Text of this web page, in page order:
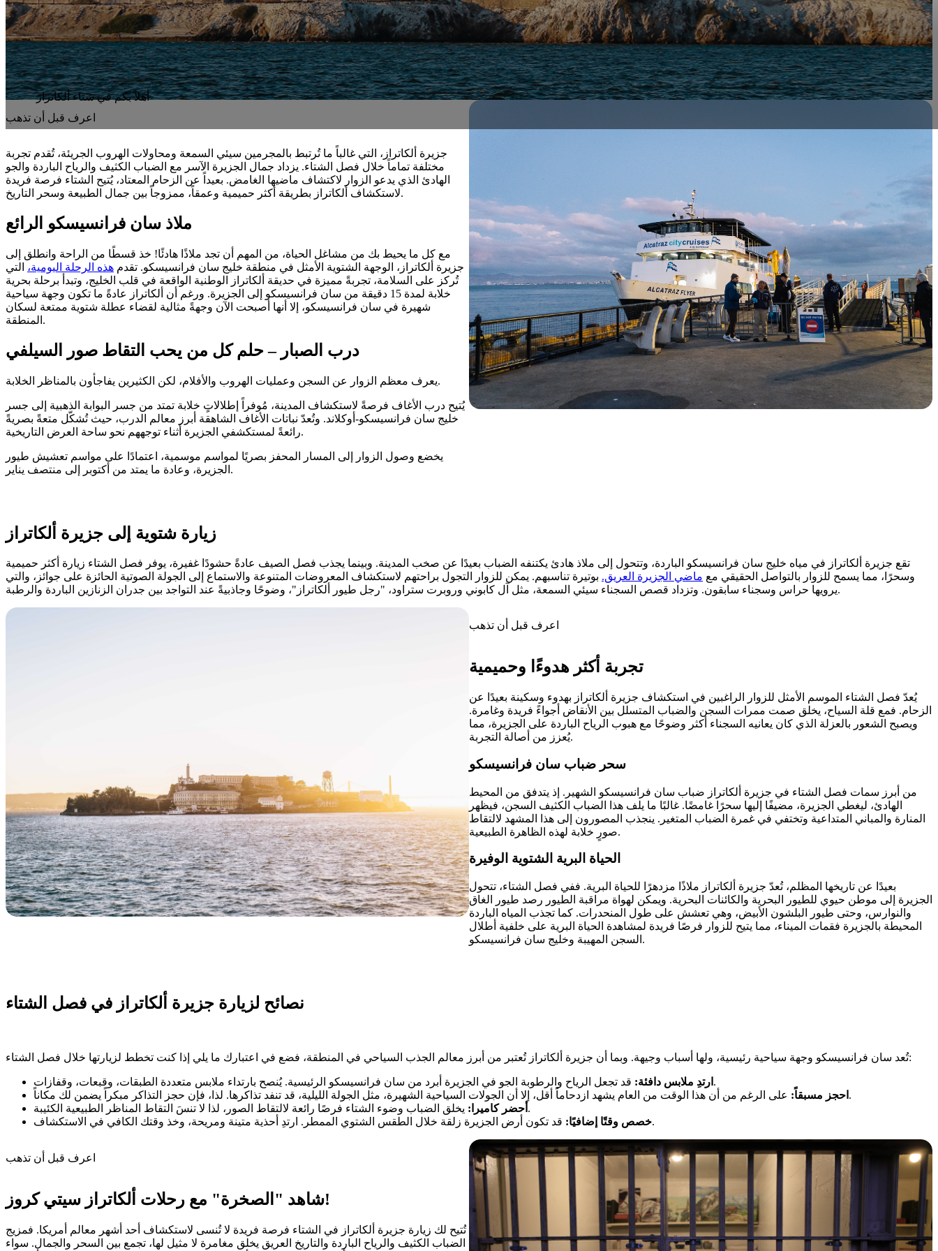
أهلاً بكم في شتاء ألكاتراز
اعرف قبل أن تذهب
جزيرة ألكاتراز، التي غالباً ما تُرتبط بالمجرمين سيئي السمعة ومحاولات الهروب الجريئة، تُقدم تجربة
مختلفة تماماً خلال فصل الشتاء. يزداد جمال الجزيرة الآسر مع الضباب الكثيف والرياح الباردة والجو
الهادئ الذي يدعو الزوار لاكتشاف ماضيها الغامض. بعيداً عن الزحام المعتاد، يُتيح الشتاء فرصة فريدة
لاستكشاف ألكاتراز بطريقة أكثر حميمية وعمقاً، ممزوجاً بين جمال الطبيعة وسحر التاريخ.
ملاذ سان فرانسيسكو الرائع
مع كل ما يحيط بك من مشاغل الحياة، من المهم أن تجد ملاذًا هادئًا! خذ قسطًا من الراحة وانطلق إلى
جزيرة ألكاتراز، الوجهة الشتوية الأمثل في منطقة خليج سان فرانسيسكو. تقدم هذه الرحلة اليومية، التي
تُركز على السلامة، تجربةً مميزة في حديقة ألكاتراز الوطنية الواقعة في قلب الخليج، وتبدأ برحلة بحرية
خلابة لمدة 15 دقيقة من سان فرانسيسكو إلى الجزيرة. ورغم أن ألكاتراز عادةً ما تكون وجهة سياحية
شهيرة في سان فرانسيسكو، إلا أنها أصبحت الآن وجهةً مثالية لقضاء عطلة شتوية ممتعة لسكان
المنطقة.
درب الصبار – حلم كل من يحب التقاط صور السيلفي
يعرف معظم الزوار عن السجن وعمليات الهروب والأفلام، لكن الكثيرين يفاجأون بالمناظر الخلابة.
يُتيح درب الأغاف فرصةً لاستكشاف المدينة، مُوفراً إطلالاتٍ خلابة تمتد من جسر البوابة الذهبية إلى جسر
خليج سان فرانسيسكو-أوكلاند. وتُعدّ نباتات الأغاف الشاهقة أبرز معالم الدرب، حيث تُشكّل متعةً بصريةً
رائعةً لمستكشفي الجزيرة أثناء توجههم نحو ساحة العرض التاريخية.
يخضع وصول الزوار إلى المسار المحفز بصريًا لمواسم موسمية، اعتمادًا على مواسم تعشيش طيور
الجزيرة، وعادة ما يمتد من أكتوبر إلى منتصف يناير.
زيارة شتوية إلى جزيرة ألكاتراز
تقع جزيرة ألكاتراز في مياه خليج سان فرانسيسكو الباردة، وتتحول إلى ملاذ هادئ يكتنفه الضباب بعيدًا عن صخب المدينة. وبينما يجذب فصل الصيف عادةً حشودًا غفيرة، يوفر فصل الشتاء زيارة أكثر حميمية
وسحرًا، مما يسمح للزوار بالتواصل الحقيقي مع ماضي الجزيرة العريق. بوتيرة تناسبهم. يمكن للزوار التجول براحتهم لاستكشاف المعروضات المتنوعة والاستماع إلى الجولة الصوتية الحائزة على جوائز، والتي
يرويها حراس وسجناء سابقون. وتزداد قصص السجناء سيئي السمعة، مثل آل كابوني وروبرت ستراود، "رجل طيور ألكاتراز"، وضوحًا وجاذبيةً عند التواجد بين جدران الزنازين الباردة والرطبة.
اعرف قبل أن تذهب
تجربة أكثر هدوءًا وحميمية
يُعدّ فصل الشتاء الموسم الأمثل للزوار الراغبين في استكشاف جزيرة ألكاتراز بهدوء وسكينة بعيدًا عن
الزحام. فمع قلة السياح، يخلق صمت ممرات السجن والضباب المتسلل بين الأنقاض أجواءً فريدة وغامرة.
ويصبح الشعور بالعزلة الذي كان يعانيه السجناء أكثر وضوحًا مع هبوب الرياح الباردة على الجزيرة، مما
يُعزز من أصالة التجربة.
سحر ضباب سان فرانسيسكو
من أبرز سمات فصل الشتاء في جزيرة ألكاتراز ضباب سان فرانسيسكو الشهير. إذ يتدفق من المحيط
الهادئ، ليغطي الجزيرة، مضيفًا إليها سحرًا غامضًا. غالبًا ما يلف هذا الضباب الكثيف السجن، فيظهر
المنارة والمباني المتداعية وتختفي في غمرة الضباب المتغير. ينجذب المصورون إلى هذا المشهد لالتقاط
صورٍ خلابة لهذه الظاهرة الطبيعية.
الحياة البرية الشتوية الوفيرة
بعيدًا عن تاريخها المظلم، تُعدّ جزيرة ألكاتراز ملاذًا مزدهرًا للحياة البرية. ففي فصل الشتاء، تتحول
الجزيرة إلى موطن حيوي للطيور البحرية والكائنات البحرية. ويمكن لهواة مراقبة الطيور رصد طيور الغاق
والنوارس، وحتى طيور البلشون الأبيض، وهي تعشش على طول المنحدرات. كما تجذب المياه الباردة
المحيطة بالجزيرة فقمات الميناء، مما يتيح للزوار فرصًا فريدة لمشاهدة الحياة البرية على خلفية أطلال
السجن المهيبة وخليج سان فرانسيسكو.
نصائح لزيارة جزيرة ألكاتراز في فصل الشتاء
تُعد سان فرانسيسكو وجهة سياحية رئيسية، ولها أسباب وجيهة. وبما أن جزيرة ألكاتراز تُعتبر من أبرز معالم الجذب السياحي في المنطقة، فضع في اعتبارك ما يلي إذا كنت تخطط لزيارتها خلال فصل الشتاء:
ارتدِ ملابس دافئة: قد تجعل الرياح والرطوبة الجو في الجزيرة أبرد من سان فرانسيسكو الرئيسية. يُنصح بارتداء ملابس متعددة الطبقات، وقبعات، وقفازات.
احجز مسبقاً: على الرغم من أن هذا الوقت من العام يشهد ازدحاماً أقل، إلا أن الجولات السياحية الشهيرة، مثل الجولة الليلية، قد تنفد تذاكرها. لذا، فإن حجز التذاكر مبكراً يضمن لك مكاناً.
أحضر كاميرا: يخلق الضباب وضوء الشتاء فرصًا رائعة لالتقاط الصور، لذا لا تنسَ التقاط المناظر الطبيعية الكئيبة.
خصص وقتًا إضافيًا:قد تكون أرض الجزيرة زلقة خلال الطقس الشتوي الممطر. ارتدِ أحذية متينة ومريحة، وخذ وقتك الكافي في الاستكشاف.
اعرف قبل أن تذهب
شاهد "الصخرة" مع رحلات ألكاتراز سيتي كروز!
تُتيح لك زيارة جزيرة ألكاتراز في الشتاء فرصة فريدة لا تُنسى لاستكشاف أحد أشهر معالم أمريكا. فمزيج
الضباب الكثيف والرياح الباردة والتاريخ العريق يخلق مغامرة لا مثيل لها، تجمع بين السحر والجمال. سواء